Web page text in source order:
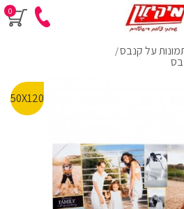
0
על קנבס/
50X120